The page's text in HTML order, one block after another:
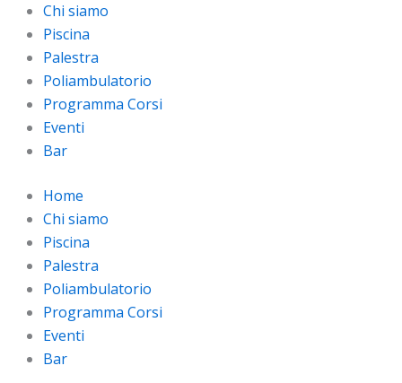
Chi siamo
Piscina
Palestra
Poliambulatorio
Programma Corsi
Eventi
Bar
Home
Chi siamo
Piscina
Palestra
Poliambulatorio
Programma Corsi
Eventi
Bar